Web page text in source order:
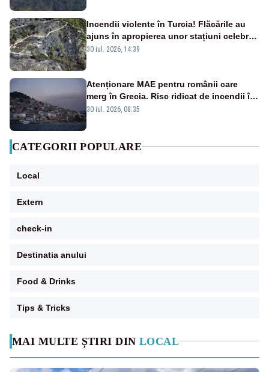
MAI MULTE ȘTIRI DIN LOCAL
Incendii violente în Turcia! Flăcările au
ajuns în apropierea unor stațiuni celebre:
sute de persoane, evacuate
30 iul. 2026, 14:39
Atenționare MAE pentru românii care
merg în Grecia. Risc ridicat de incendii în
mai multe regiuni turistice FOTO
30 iul. 2026, 08:35
CATEGORII POPULARE
Local
Extern
check-in
Destinatia anului
Food & Drinks
Tips & Tricks